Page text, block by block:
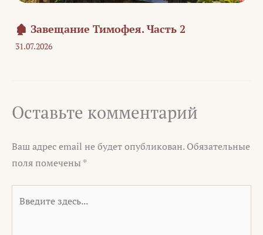
🏚️ Завещание Тимофея. Часть 2
31.07.2026
Оставьте комментарий
Ваш адрес email не будет опубликован. Обязательные
поля помечены *
здесь...